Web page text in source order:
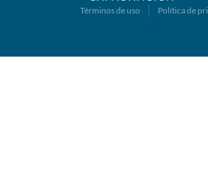
Términos de uso Política de